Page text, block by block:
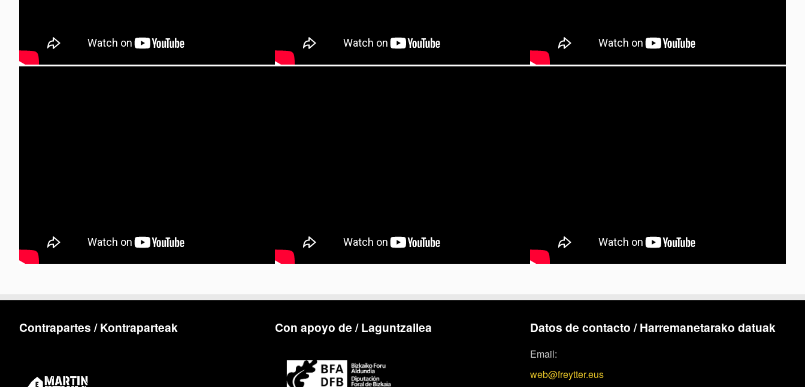
Contrapartes / Kontraparteak Con apoyo de / Laguntzailea Datos de contacto / Harremanetarako datuak
Email:
web@freytter.eus